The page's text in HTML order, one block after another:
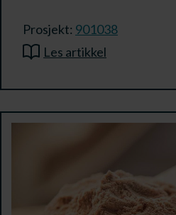
Prosjekt: 901038
Les artikkel